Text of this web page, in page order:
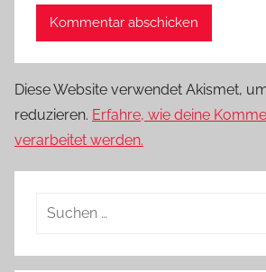
Diese Website verwendet Akismet,
reduzieren. Erfahre, wie deine
verarbeitet werden.
Suchen